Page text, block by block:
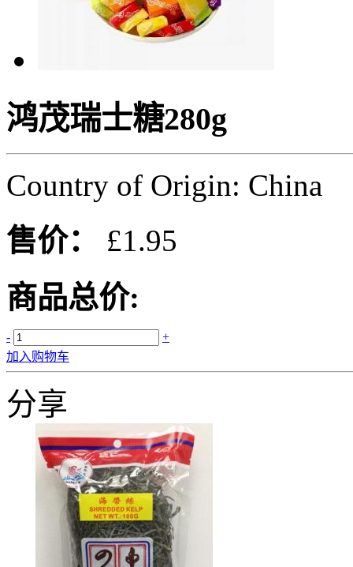
鸿茂瑞士糖280g
Country of Origin: China
售价：
£1.95
商品总价:
-
+
加入购物车
分享